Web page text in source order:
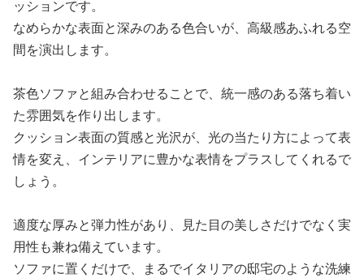
ッションです。
なめらかな表面と深みのある色合いが、高級感あふれる空
間を演出します。
茶色ソファと組み合わせることで、統一感のある落ち着い
た雰囲気を作り出します。
クッション表面の質感と光沢が、光の当たり方によって表
情を変え、インテリアに豊かな表情をプラスしてくれるで
しょう。
適度な厚みと弾力性があり、見た目の美しさだけでなく実
用性も兼ね備えています。
ソファに置くだけで、まるでイタリアの邸宅のような洗練